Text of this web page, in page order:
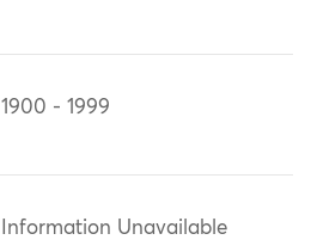
1900 - 1999
Information Unavailable